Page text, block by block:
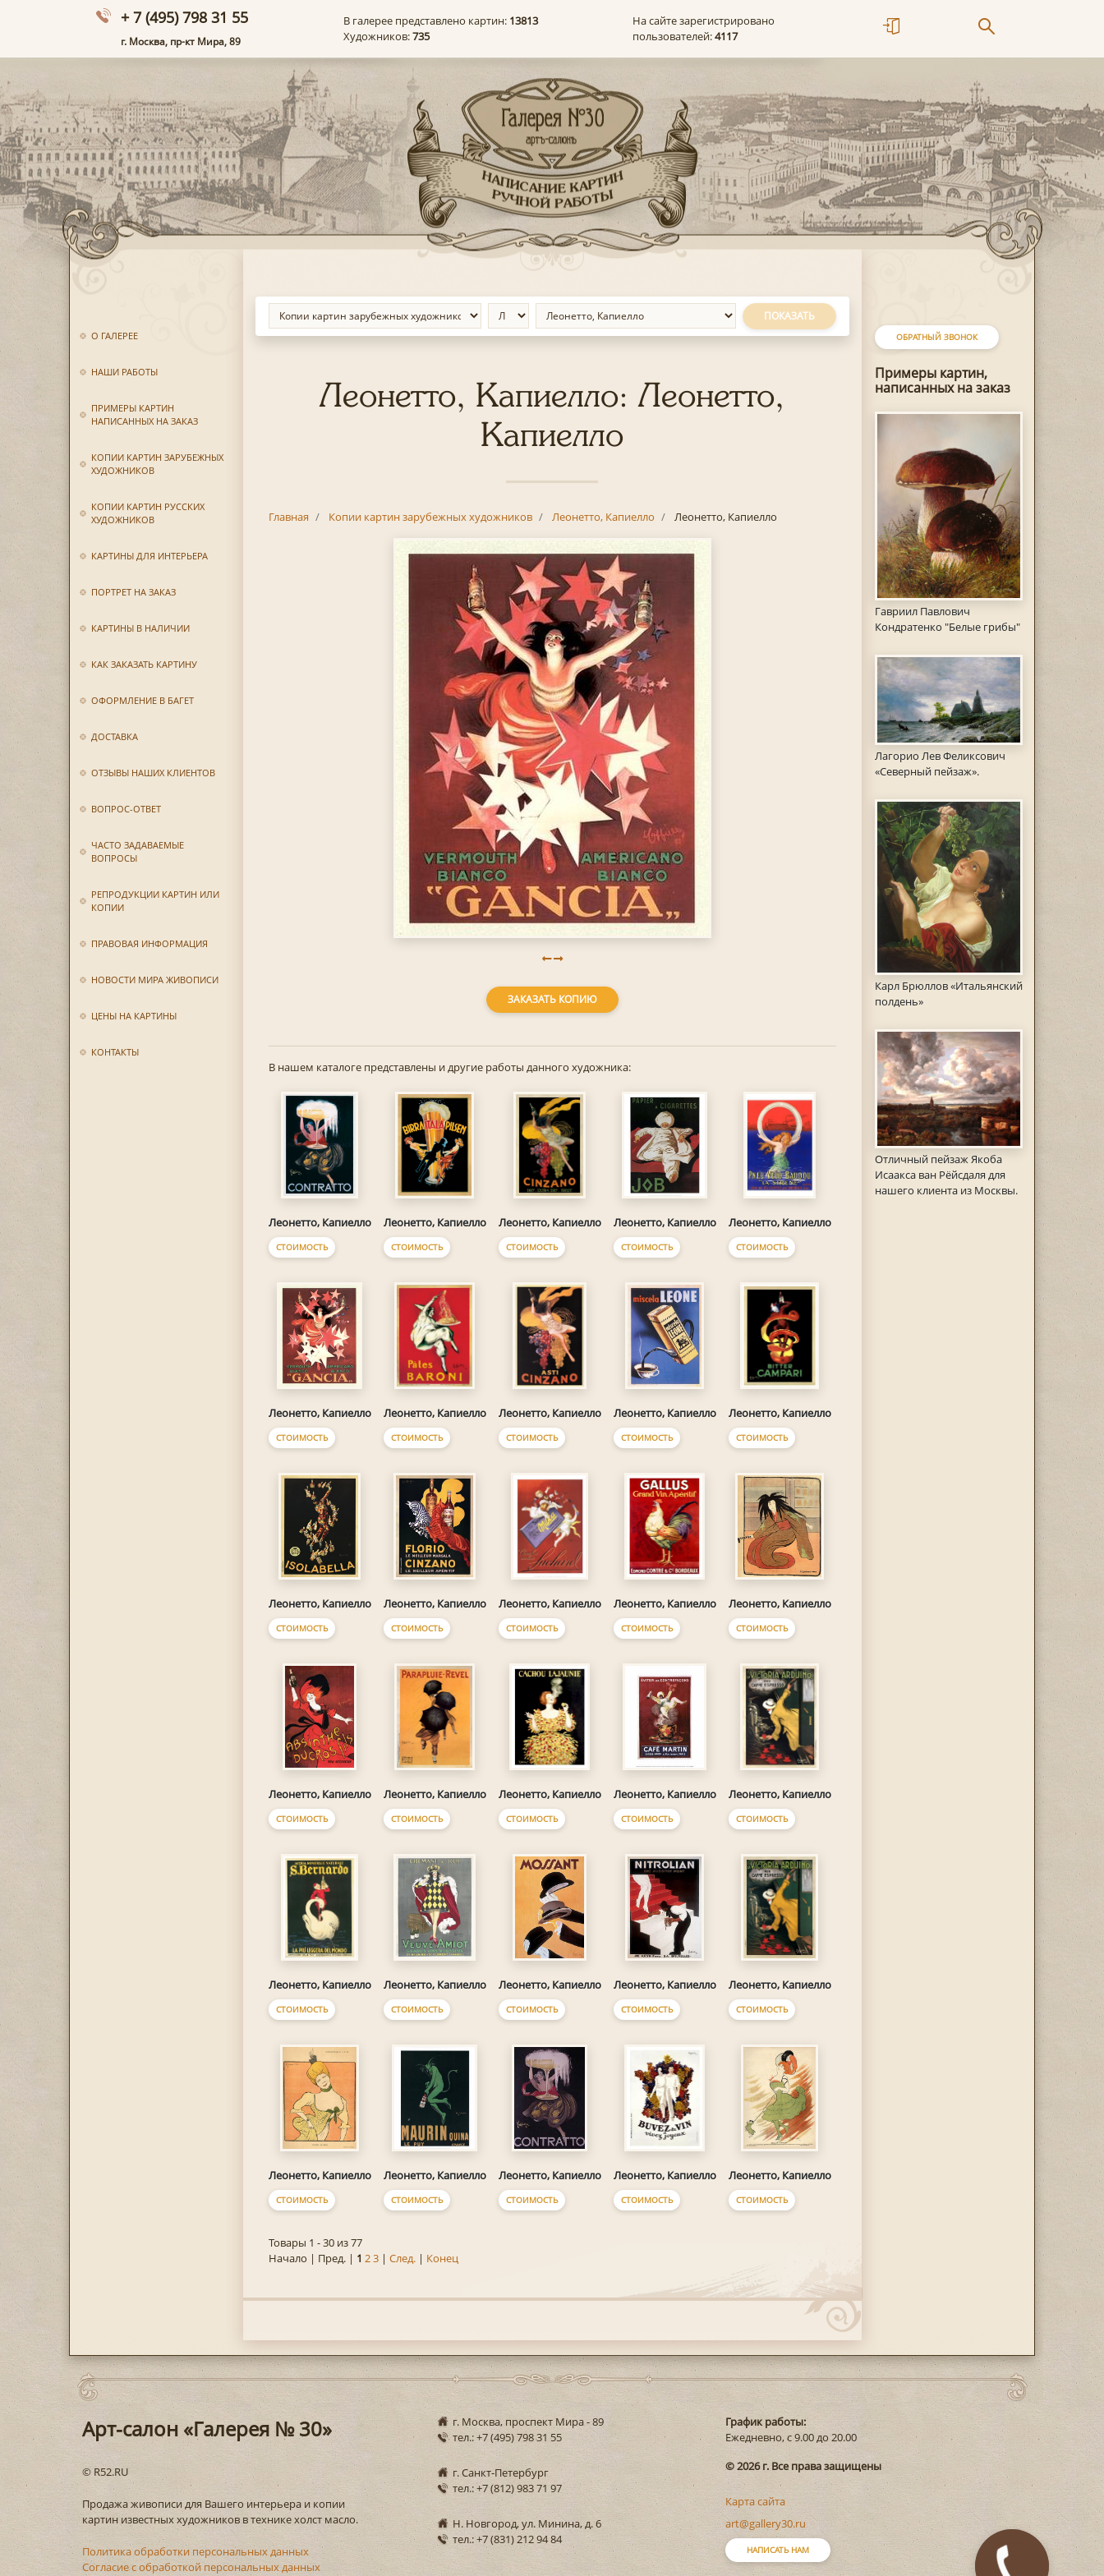
+ 7 (495) 798 31 55
г. Москва, пр-кт Мира, 89
В галерее представлено картин: 13813
Художников:735
На сайте зарегистрировано
пользователей:4117
О ГАЛЕРЕЕ
НАШИ РАБОТЫ
ПРИМЕРЫ КАРТИН
НАПИСАННЫХ НА ЗАКАЗ
КОПИИ КАРТИН ЗАРУБЕЖНЫХ
ХУДОЖНИКОВ
КОПИИ КАРТИН РУССКИХ
ХУДОЖНИКОВ
КАРТИНЫ ДЛЯ ИНТЕРЬЕРА
ПОРТРЕТ НА ЗАКАЗ
КАРТИНЫ В НАЛИЧИИ
КАК ЗАКАЗАТЬ КАРТИНУ
ОФОРМЛЕНИЕ В БАГЕТ
ДОСТАВКА
ОТЗЫВЫ НАШИХ КЛИЕНТОВ
ВОПРОС-ОТВЕТ
ЧАСТО ЗАДАВАЕМЫЕ
ВОПРОСЫ
РЕПРОДУКЦИИ КАРТИН ИЛИ
КОПИИ
ПРАВОВАЯ ИНФОРМАЦИЯ
НОВОСТИ МИРА ЖИВОПИСИ
ЦЕНЫ НА КАРТИНЫ
КОНТАКТЫ
ОБРАТНЫЙ ЗВОНОК
Примеры картин,
написанных на заказ
Гавриил Павлович
Кондратенко "Белые грибы"
Лагорио Лев Феликсович
«Северный пейзаж».
Карл Брюллов «Итальянский
полдень»
Отличный пейзаж Якоба
Исаакса ван Рёйсдаля для
нашего клиента из Москвы.
ПОКАЗАТЬ
Леонетто, Капиелло: Леонетто,
Капиелло
Главная Копии картин зарубежных художников Леонетто, Капиелло Леонетто, Капиелло
ЗАКАЗАТЬ КОПИЮ
В нашем каталоге представлены и другие работы данного художника:
Леонетто, Капиелло
СТОИМОСТЬ
Леонетто, Капиелло
СТОИМОСТЬ
Леонетто, Капиелло
СТОИМОСТЬ
Леонетто, Капиелло
СТОИМОСТЬ
Леонетто, Капиелло
СТОИМОСТЬ
Леонетто, Капиелло
СТОИМОСТЬ
Леонетто, Капиелло
СТОИМОСТЬ
Леонетто, Капиелло
СТОИМОСТЬ
Леонетто, Капиелло
СТОИМОСТЬ
Леонетто, Капиелло
СТОИМОСТЬ
Леонетто, Капиелло
СТОИМОСТЬ
Леонетто, Капиелло
СТОИМОСТЬ
Леонетто, Капиелло
СТОИМОСТЬ
Леонетто, Капиелло
СТОИМОСТЬ
Леонетто, Капиелло
СТОИМОСТЬ
Леонетто, Капиелло
СТОИМОСТЬ
Леонетто, Капиелло
СТОИМОСТЬ
Леонетто, Капиелло
СТОИМОСТЬ
Леонетто, Капиелло
СТОИМОСТЬ
Леонетто, Капиелло
СТОИМОСТЬ
Леонетто, Капиелло
СТОИМОСТЬ
Леонетто, Капиелло
СТОИМОСТЬ
Леонетто, Капиелло
СТОИМОСТЬ
Леонетто, Капиелло
СТОИМОСТЬ
Леонетто, Капиелло
СТОИМОСТЬ
Леонетто, Капиелло
СТОИМОСТЬ
Леонетто, Капиелло
СТОИМОСТЬ
Леонетто, Капиелло
СТОИМОСТЬ
Леонетто, Капиелло
СТОИМОСТЬ
Леонетто, Капиелло
СТОИМОСТЬ
Товары 1 - 30 из 77
Начало | Пред. | 1 23| След.| Конец
Арт-салон «Галерея № 30»
© R52.RU
Продажа живописи для Вашего интерьера и копии
картин известных художников в технике холст масло.
Политика обработки персональных данных
Согласие с обработкой персональных данных
г. Москва, проспект Мира - 89
тел.: +7 (495) 798 31 55
г. Санкт-Петербург
тел.: +7 (812) 983 71 97
Н. Новгород, ул. Минина, д. 6
тел.: +7 (831) 212 94 84
График работы:
Ежедневно, с 9.00 до 20.00
© 2026 г. Все права защищены
Карта сайта
art@gallery30.ru
НАПИСАТЬ НАМ
Закажите